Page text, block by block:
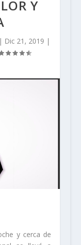
Y
| Dic 21, 2019 |
y cerca de